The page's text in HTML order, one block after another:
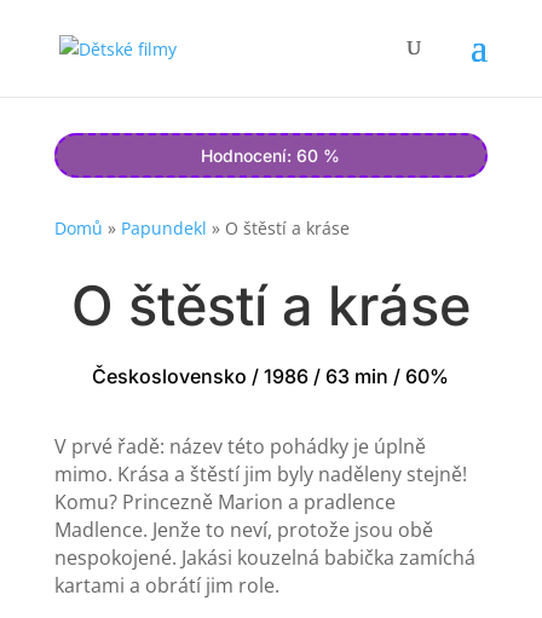
Hodnocení: 60 %
Domů » Papundekl » O štěstí a kráse
O štěstí a kráse
Československo / 1986 / 63 min / 60%
V prvé řadě: název této pohádky je úplně
mimo. Krása a štěstí jim byly naděleny stejně!
Komu? Princezně Marion a pradlence
Madlence. Jenže to neví, protože jsou obě
nespokojené. Jakási kouzelná babička zamíchá
kartami a obrátí jim role.